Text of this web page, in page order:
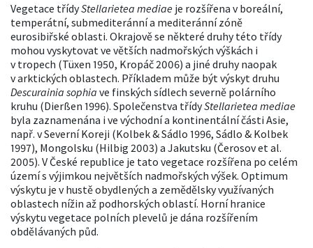
Vegetace třídyStellarietea mediae je rozšířena v boreální,
temperátní, submediteránní a mediteránní zóně
eurosibiřské oblasti. Okrajově se některé druhy této třídy
mohou vyskytovat ve větších nadmořských výškách i
v tropech (Tüxen 1950, Kropáč 2006) a jiné druhy naopak
v arktických oblastech. Příkladem může být výskyt druhu
Descurainia sophia ve finských sídlech severně polárního
kruhu (Dierßen 1996). Společenstva třídyStellarietea mediae
byla zaznamenána i ve východní a kontinentální části Asie,
např. v Severní Koreji (Kolbek & Sádlo 1996, Sádlo & Kolbek
1997), Mongolsku (Hilbig 2003) a Jakutsku (Čerosov et al.
2005). V České republice je tato vegetace rozšířena po celém
území s výjimkou největších nadmořských výšek. Optimum
výskytu je v hustě obydlených a zemědělsky využívaných
oblastech nížin až podhorských oblastí. Horní hranice
výskytu vegetace polních plevelů je dána rozšířením
obdělávaných půd.